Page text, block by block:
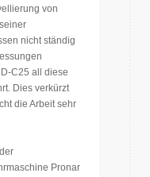
von
nicht ständig
C25 all diese
Dies verkürzt
die Arbeit sehr
Pronar